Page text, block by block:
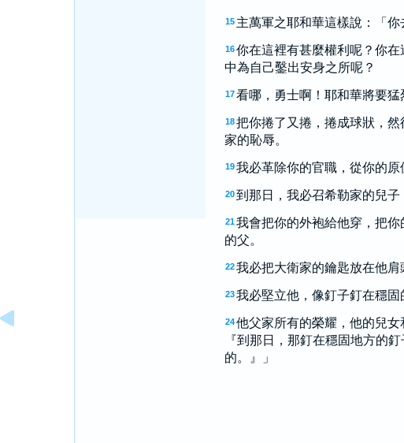
15 主萬軍之耶和華這樣說：「
16 你在這裡有甚麼權利呢？你
中為自己鑿出安身之所呢？
17 看哪，勇士啊！耶和華將要猛
18 把你捲了又捲，捲成球狀，
家的恥辱。
19 我必革除你的官職，從你的原
20 到那日，我必召希勒家的兒子
21 我會把你的外袍給他穿，把
的父。
22 我必把大衛家的鑰匙放在他肩
23 我必堅立他，像釘子釘在穩固
24 他父家所有的榮耀，他的兒女
『到那日，那釘在穩固地方的
的。』」